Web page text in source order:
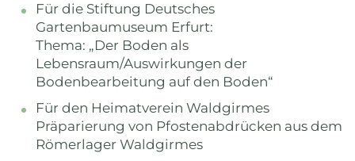
Für die Stiftung Deutsches
Gartenbaumuseum Erfurt:
Thema: „Der Boden als
Lebensraum/Auswirkungen der
Bodenbearbeitung auf den Boden“
Für den Heimatverein Waldgirmes
Präparierung von Pfostenabdrücken aus dem
Römerlager Waldgirmes